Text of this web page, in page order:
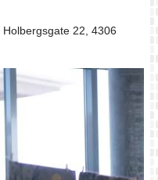
22, 4306